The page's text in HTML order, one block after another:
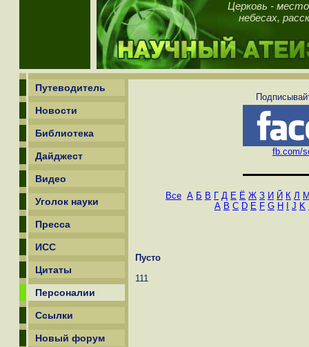
Церковь -
небесах,
Путеводитель
Новости
Библиотека
Дайджест
Видео
Уголок науки
Пресса
ИСС
Цитаты
Персоналии
Ссылки
Новый форум
fb.com/
Все А Б В Г Д Е Ё Ж З И Й К Л
A B C D E F G H J K
Пусто
111